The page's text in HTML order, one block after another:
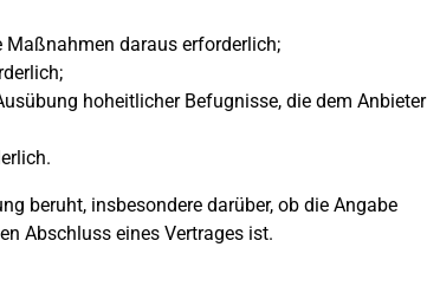
daraus erforderlich;
hoheitlicher Befugnisse, die dem Anbieter
beruht, insbesondere darüber, ob die Angabe
Abschluss eines Vertrages ist.